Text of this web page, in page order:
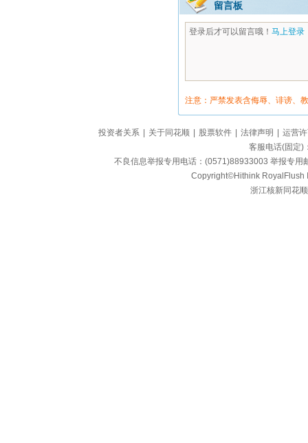
留言板
登录后才可以留言哦！ 马上登录
注意：严禁发表含侮辱、诽谤、
投资者关系 关于同花顺 股票软件 法律声明
运营
客服电话(固定
不良信息举报专用电话：(0571)88933003 举报专
Copyright©Hithink RoyalFlush
浙江核新同花